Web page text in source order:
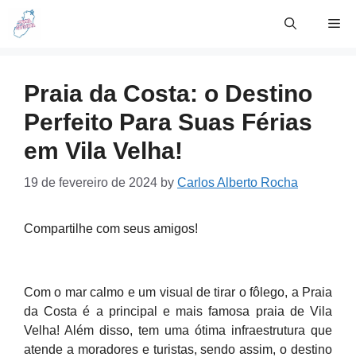
Skip
Praia da Costa: o Destino
Perfeito Para Suas Férias
em Vila Velha!
19 de fevereiro de 2024 by Carlos Alberto Rocha
Compartilhe com seus amigos!
Com o mar calmo e um visual de tirar o fôlego, a Praia
da Costa é a principal e mais famosa praia de Vila
Velha! Além disso, tem uma ótima infraestrutura que
atende a moradores e turistas, sendo assim, o destino